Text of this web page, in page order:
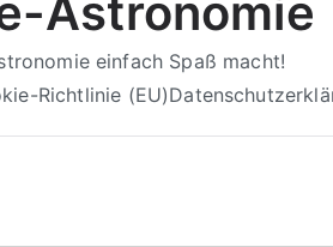
Astronomie
einfach Spaß macht!
Richtlinie (EU)